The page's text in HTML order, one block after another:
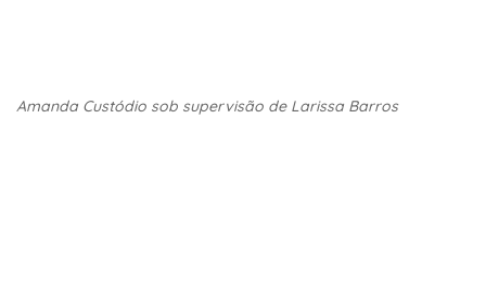
Amanda Custódio sob supervisão de Larissa Barros